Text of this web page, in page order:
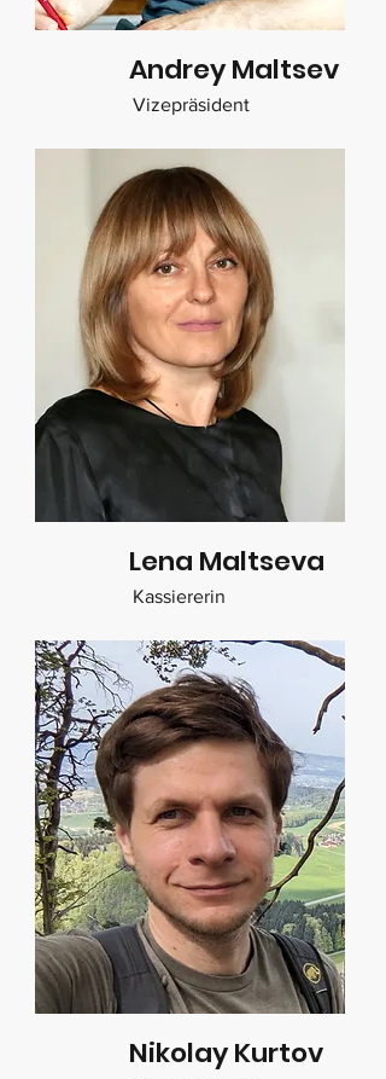
Andrey Maltsev
Vizepräsident
Lena Maltseva
Kassiererin
Nikolay Kurtov